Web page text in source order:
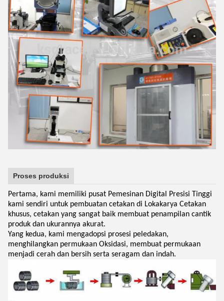
Proses produksi
Pertama, kami memiliki pusat Pemesinan Digital Presisi Tinggi
kami sendiri untuk pembuatan cetakan di Lokakarya Cetakan
khusus, cetakan yang sangat baik membuat penampilan cantik
produk dan ukurannya akurat.
Yang kedua, kami mengadopsi prosesi peledakan,
menghilangkan permukaan Oksidasi, membuat permukaan
menjadi cerah dan bersih serta seragam dan indah.